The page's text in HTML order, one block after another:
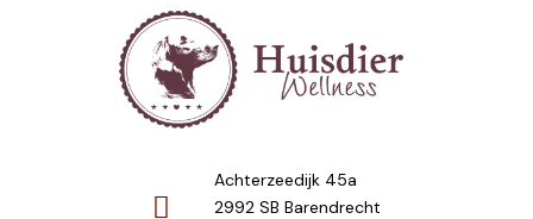
Achterzeedijk 45a
2992 SB Barendrecht